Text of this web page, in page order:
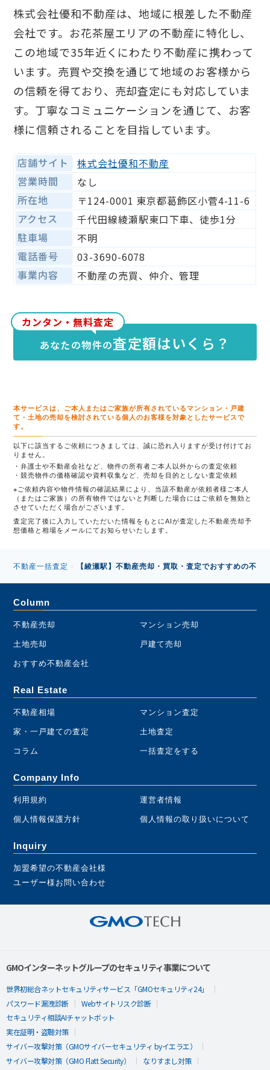
株式会社優和不動産は、地域に根差した不動産
会社です。お花茶屋エリアの不動産に特化し、
この地域で35年近くにわたり不動産に携わって
います。売買や交換を通じて地域のお客様から
の信頼を得ており、売却査定にも対応していま
す。丁寧なコミュニケーションを通じて、お客
様に信頼されることを目指しています。
店舗サイト
株式会社優和不動産
営業時間
なし
所在地
〒124-0001 東京都葛飾区小菅4-11-6
アクセス
千代田線綾瀬駅東口下車、徒歩1分
駐車場
不明
電話番号
03-3690-6078
事業内容
不動産の売買、仲介、管理
カンタン・無料査定
あなたの物件の査定額はいくら？
本サービスは、ご本人またはご家族が所有されているマンション・戸建
て・土地の売却を検討されている個人のお客様を対象としたサービスで
す。
以下に該当するご依頼につきましては、誠に恐れ入りますが受け付けてお
りません。
弁護士や不動産会社など、物件の所有者ご本人以外からの査定依頼
競売物件の価格確認や資料収集など、売却を目的としない査定依頼
※ご依頼内容や物件情報の確認結果により、当該不動産が依頼者様ご本人
（またはご家族）の所有物件ではないと判断した場合にはご依頼を無効と
させていただく場合がございます。
査定完了後に入力していただいた情報をもとにAIが査定した不動産売却予
想価格と相場をメールにてお知らせいたします。
不動産一括査定 › 【綾瀬駅】不動産売却・買取・査定でおすすめの不
Column
不動産売却 マンション売却
土地売却 戸建て売却
おすすめ不動産会社
Real Estate
不動産相場 マンション査定
家・一戸建ての査定 土地査定
コラム 一括査定をする
Company Info
利用規約 運営者情報
個人情報保護方針 個人情報の取り扱いについて
Inquiry
加盟希望の不動産会社様
ユーザー様お問い合わせ
GMOインターネットグループのセキュリティ事業について
世界初総合ネットセキュリティサービス「GMOセキュリティ24」
パスワード漏洩診断
Webサイトリスク診断
セキュリティ相談AIチャットボット
実在証明・盗聴対策
サイバー攻撃対策（GMOサイバーセキュリティ byイエラエ）
サイバー攻撃対策（GMO Flatt Security）
なりすまし対策